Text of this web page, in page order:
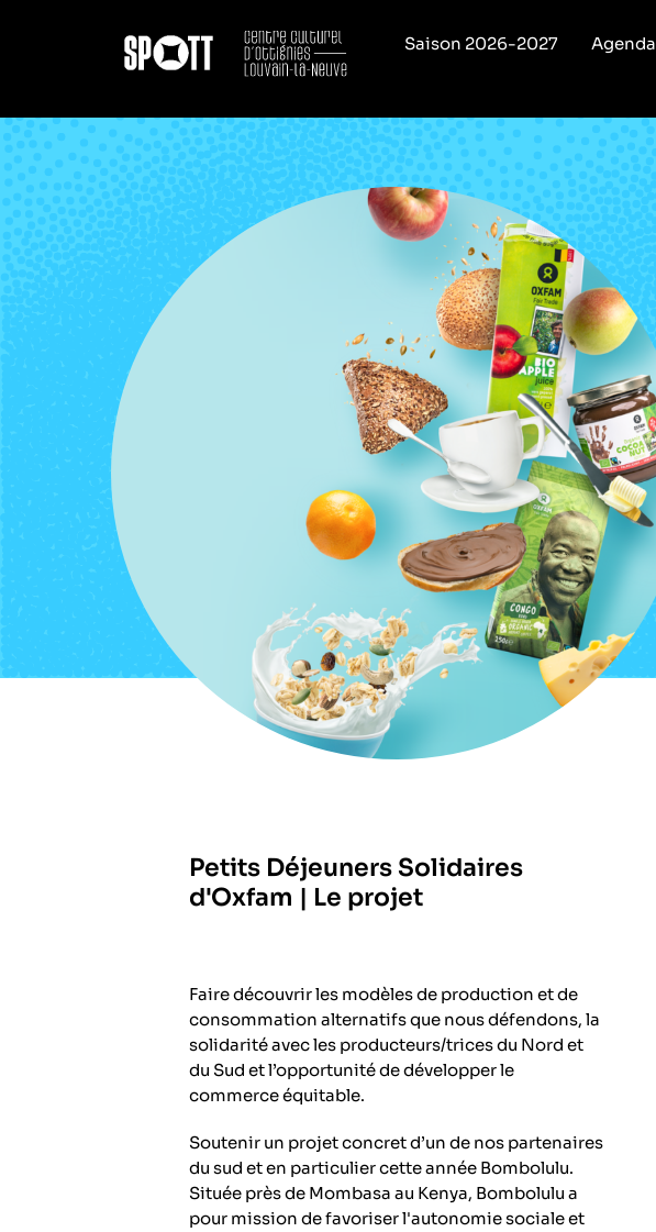
Saison 2026-2027 Agenda
Petits Déjeuners Solidaires
d'Oxfam | Le projet
Faire découvrir les modèles de production et de
consommation alternatifs que nous défendons, la
solidarité avec les producteurs/trices du Nord et
du Sud et l’opportunité de développer le
commerce équitable.
Soutenir un projet concret d’un de nos partenaires
du sud et en particulier cette année Bombolulu.
Située près de Mombasa au Kenya, Bombolulu a
pour mission de favoriser l'autonomie sociale et